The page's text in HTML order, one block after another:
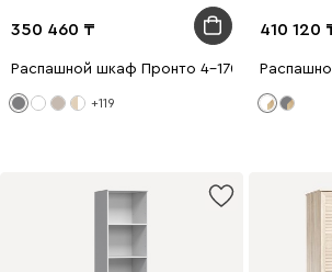
350 460
Распашной шкаф Пронто 4-170x210
+119
410 120